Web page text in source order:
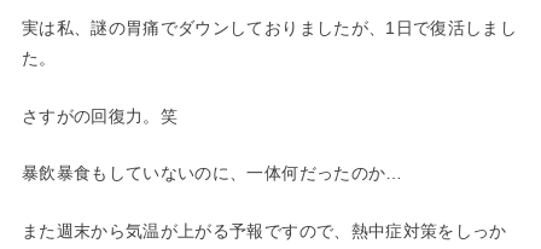
実は私、謎の胃痛でダウンしておりましたが、1日で復活しまし
た。
さすがの回復力。笑
暴飲暴食もしていないのに、一体何だったのか…
また週末から気温が上がる予報ですので、熱中症対策をしっか